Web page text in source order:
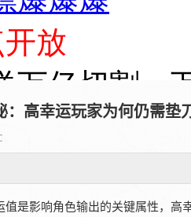
：高幸运玩家为何仍需垫
值‌是影响角色输出的关键属性，